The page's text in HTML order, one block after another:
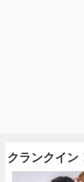
クランクイ